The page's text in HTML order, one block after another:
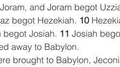
and Joram begot
begot Hezekiah. 10
begot Josiah. 11 Josiah
away to Babylon.
brought to Babylon,